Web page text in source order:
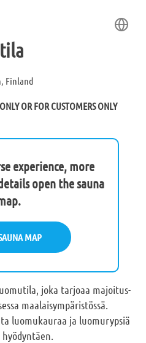
Finland
OR FOR CUSTOMERS ONLY
experience, more
open the sauna
MAP
joka tarjoaa majoitus-
maalaisympäristössä.
luomukauraa ja luomurypsiä